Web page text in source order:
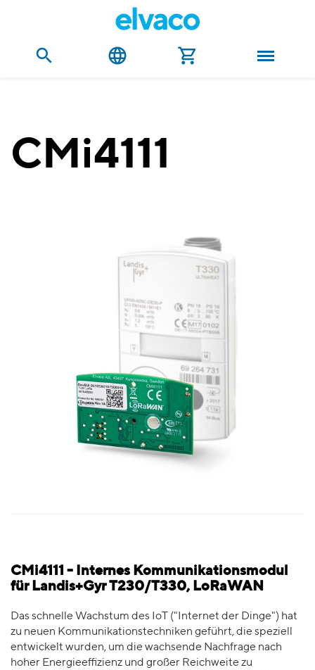
CMi4111
CMi4111 - Internes Kommunikationsmodul
für Landis+Gyr T230/T330, LoRaWAN
Das schnelle Wachstum des IoT ("Internet der Dinge") hat
zu neuen Kommunikationstechniken geführt, die speziell
entwickelt wurden, um die wachsende Nachfrage nach
hoher Energieeffizienz und großer Reichweite zu